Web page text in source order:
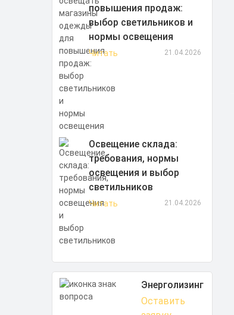
повышения продаж:
выбор светильников и
нормы освещения
Читать 21.04.2026
Освещение склада:
требования, нормы
освещения и выбор
светильников
Читать 21.04.2026
Энерголизинг
Оставить